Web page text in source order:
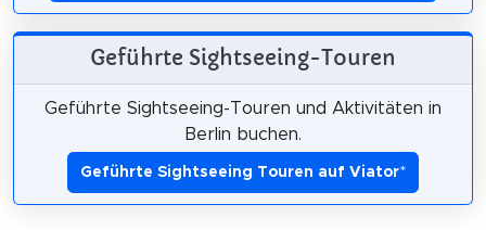
Geführte Sightseeing-Touren
Geführte Sightseeing-Touren und Aktivitäten in
Berlin buchen.
Geführte Sightseeing Touren auf Viator*